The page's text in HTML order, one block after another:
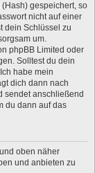
gespeichert, so
nicht auf einer
dein Schlüssel zu
um.
phpBB Limited oder
Solltest du dein
habe mein
dich dann nach
sendet anschließend
du dann auf das
oben näher
und anbieten zu